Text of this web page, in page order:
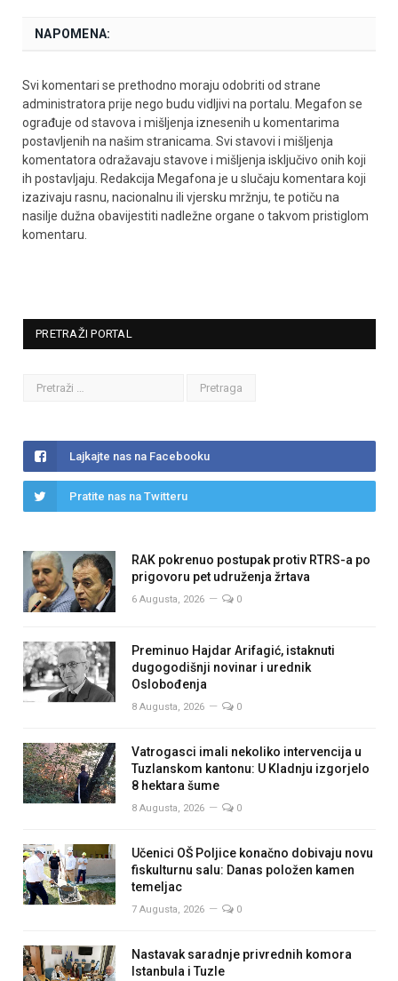
NAPOMENA:
Svi komentari se prethodno moraju odobriti od strane
administratora prije nego budu vidljivi na portalu. Megafon se
ograđuje od stavova i mišljenja iznesenih u komentarima
postavljenih na našim stranicama. Svi stavovi i mišljenja
komentatora odražavaju stavove i mišljenja isključivo onih koji
ih postavljaju. Redakcija Megafona je u slučaju komentara koji
izazivaju rasnu, nacionalnu ili vjersku mržnju, te potiču na
nasilje dužna obavijestiti nadležne organe o takvom pristiglom
komentaru.
PRETRAŽI PORTAL
Lajkajte nas na Facebooku
Pratite nas na Twitteru
RAK pokrenuo postupak protiv RTRS-a po
prigovoru pet udruženja žrtava
6 Augusta, 2026 0
Preminuo Hajdar Arifagić, istaknuti
dugogodišnji novinar i urednik
Oslobođenja
8 Augusta, 2026 0
Vatrogasci imali nekoliko intervencija u
Tuzlanskom kantonu: U Kladnju izgorjelo
8 hektara šume
8 Augusta, 2026 0
Učenici OŠ Poljice konačno dobivaju novu
fiskulturnu salu: Danas položen kamen
temeljac
7 Augusta, 2026 0
Nastavak saradnje privrednih komora
Istanbula i Tuzle